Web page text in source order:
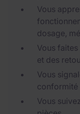
Vous
dosage,
Vous
et des
Vous
conformité
Vous